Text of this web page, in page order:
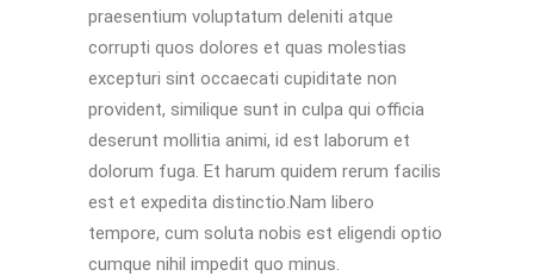
praesentium voluptatum deleniti atque
corrupti quos dolores et quas molestias
excepturi sint occaecati cupiditate non
provident, similique sunt in culpa qui officia
deserunt mollitia animi, id est laborum et
dolorum fuga. Et harum quidem rerum facilis
est et expedita distinctio.Nam libero
tempore, cum soluta nobis est eligendi optio
cumque nihil impedit quo minus.